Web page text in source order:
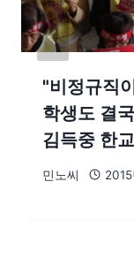
"비정규직
학생도 결
김득중 한
민노씨